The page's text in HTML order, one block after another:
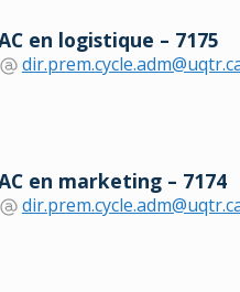
en logistique – 7175
en marketing – 7174